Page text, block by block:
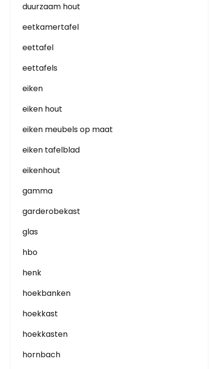
duurzaam hout
eetkamertafel
eettafel
eettafels
eiken
eiken hout
eiken meubels op maat
eiken tafelblad
eikenhout
gamma
garderobekast
glas
hbo
henk
hoekbanken
hoekkast
hoekkasten
hornbach